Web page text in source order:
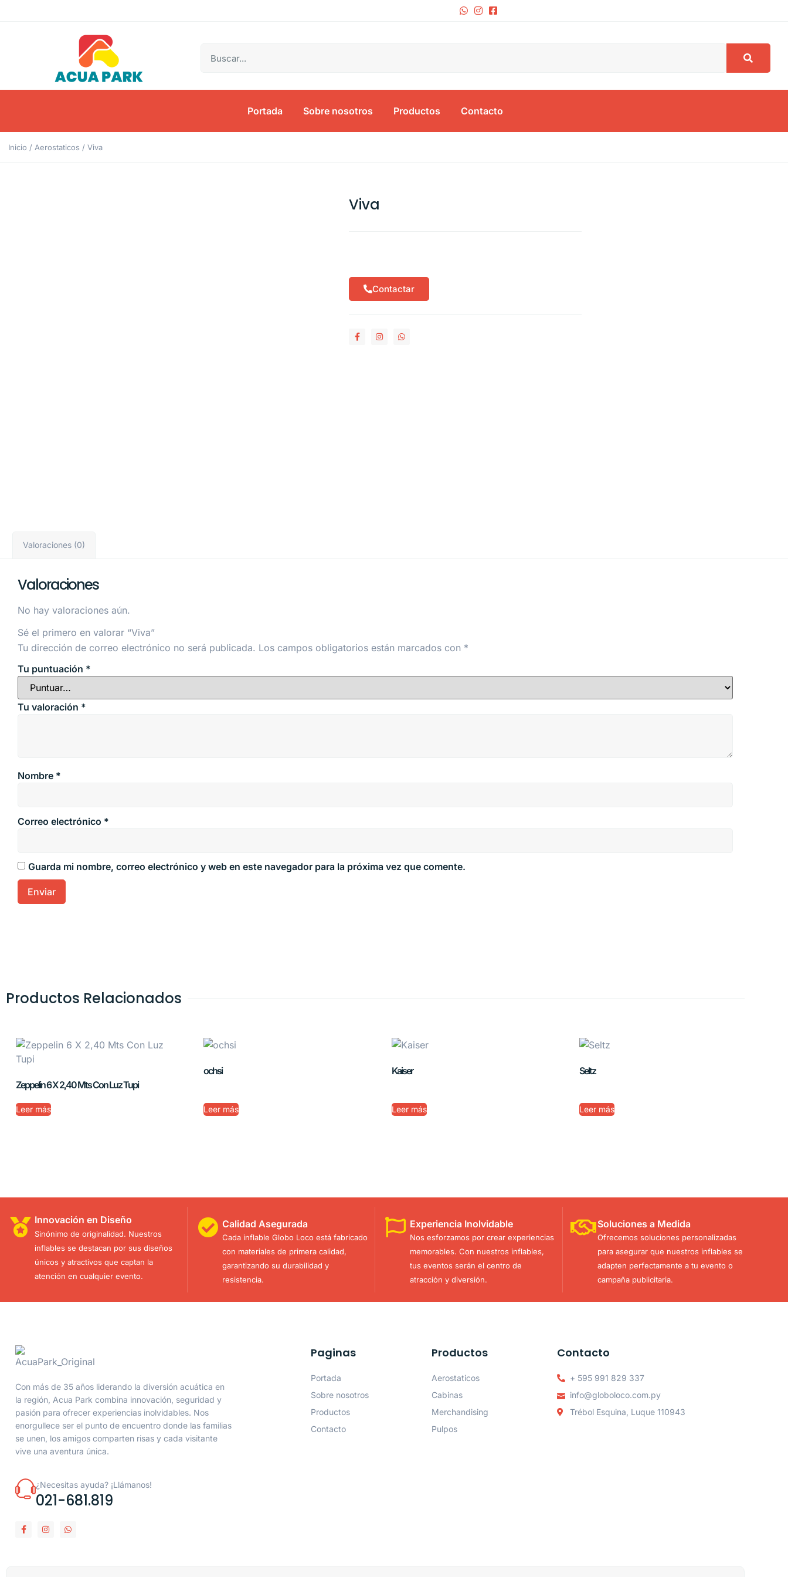
Portada Sobre nosotros Productos Contacto
Inicio / Aerostaticos / Viva
Viva
Contactar
Valoraciones (0)
Valoraciones
No hay valoraciones aún.
Sé el primero en valorar “Viva”
Tu dirección de correo electrónico no será publicada. Los campos obligatorios están marcados con *
Tu puntuación *
Tu valoración *
Nombre *
Correo electrónico *
Guarda mi nombre, correo electrónico y web en este navegador para la próxima vez que comente.
Productos Relacionados
Zeppelin 6 X 2,40 Mts Con Luz Tupi
Leer más
ochsi
Leer más
Kaiser
Leer más
Seltz
Leer más
Innovación en Diseño
Sinónimo de originalidad. Nuestros
inflables se destacan por sus diseños
únicos y atractivos que captan la
atención en cualquier evento.
Calidad Asegurada
Cada inflable Globo Loco está fabricado
con materiales de primera calidad,
garantizando su durabilidad y
resistencia.
Experiencia Inolvidable
Nos esforzamos por crear experiencias
memorables. Con nuestros inflables,
tus eventos serán el centro de
atracción y diversión.
Soluciones a Medida
Ofrecemos soluciones personalizadas
para asegurar que nuestros inflables se
adapten perfectamente a tu evento o
campaña publicitaria.
Con más de 35 años liderando la diversión acuática en
la región, Acua Park combina innovación, seguridad y
pasión para ofrecer experiencias inolvidables. Nos
enorgullece ser el punto de encuentro donde las familias
se unen, los amigos comparten risas y cada visitante
vive una aventura única.
¿Necesitas ayuda? ¡Llámanos!
021-681.819
Paginas
Portada
Sobre nosotros
Productos
Contacto
Productos
Aerostaticos
Cabinas
Merchandising
Pulpos
Contacto
+ 595 991 829 337
info@globoloco.com.py
Trébol Esquina, Luque 110943